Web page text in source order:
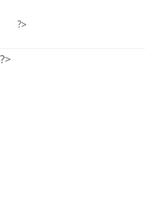
?>
?>